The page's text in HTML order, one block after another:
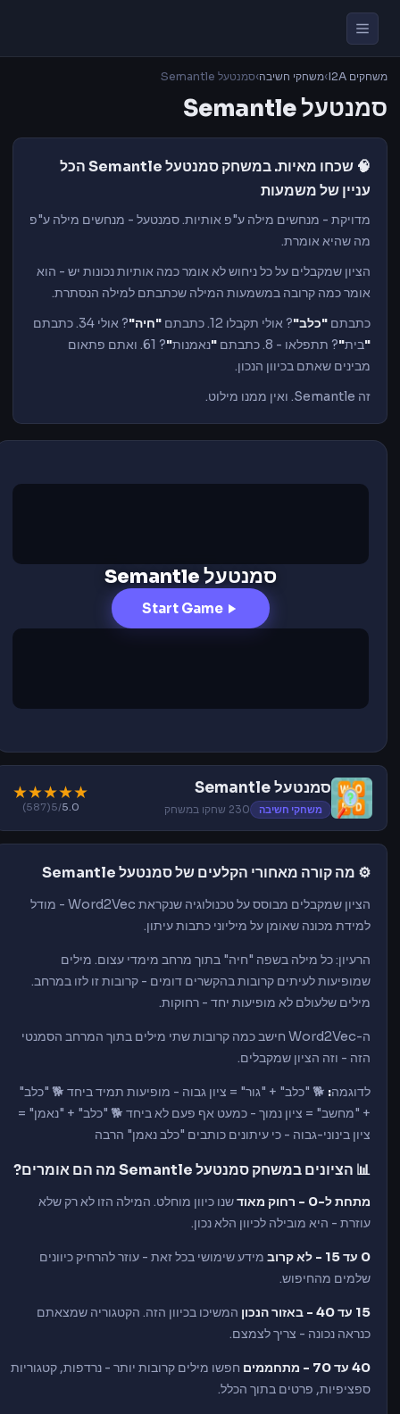
משחקים I2A ›משחקי חשיבה›סמנטעל Semantle
סמנטעל Semantle
🧠 שכחו מאיות. במשחק סמנטעל Semantle הכל
עניין של משמעות
מדויקת - מנחשים מילה ע"פ אותיות. סמנטעל - מנחשים מילה ע"פ
מה שהיא אומרת.
הציון שמקבלים על כל ניחוש לא אומר כמה אותיות נכונות יש - הוא
אומר כמה קרובה במשמעות המילה שכתבתם למילה הנסתרת.
כתבתם "כלב"? אולי תקבלו 12. כתבתם "חיה"? אולי 34. כתבתם
"בית"? תתפלאו - 8. כתבתם "נאמנות"
? 61. ואתם פתאום
מבינים שאתם בכיוון הנכון.
זה Semantle. ואין ממנו מילוט.
סמנטעל Semantle
Start Game
סמנטעל Semantle
משחקי חשיבה 230 שחקו במשחק
★
★
★
★
★
5.0
/5
(587)
⚙️ מה קורה מאחורי הקלעים של סמנטעל Semantle
הציון שמקבלים מבוסס על טכנולוגיה שנקראת Word2Vec - מודל
למידת מכונה שאומן על מיליוני כתבות עיתון.
הרעיון: כל מילה בשפה "חיה" בתוך מרחב מימדי עצום. מילים
שמופיעות לעיתים קרובות בהקשרים דומים - קרובות זו לזו במרחב.
מילים שלעולם לא מופיעות יחד - רחוקות.
ה-Word2Vec חישב כמה קרובות שתי מילים בתוך המרחב הסמנטי
הזה - וזה הציון שמקבלים.
לדוגמה: 🐕 "כלב" + "גור" = ציון גבוה - מופיעות תמיד ביחד 🐕 "כלב"
+ "מחשב" = ציון נמוך - כמעט אף פעם לא ביחד 🐕 "כלב" + "נאמן" =
ציון בינוני-גבוה - כי עיתונים כותבים "כלב נאמן" הרבה
📊 הציונים במשחק סמנטעל Semantle מה הם אומרים?
מתחת ל-0 - רחוק מאוד
שנו כיוון מוחלט. המילה הזו לא רק שלא
עוזרת - היא מובילה לכיוון הלא נכון.
0 עד 15 - לא קרוב
מידע שימושי בכל זאת - עוזר להרחיק כיוונים
שלמים מהחיפוש.
15 עד 40 - באזור הנכון
המשיכו בכיוון הזה. הקטגוריה שמצאתם
כנראה נכונה - צריך לצמצם.
40 עד 70 - מתחממים
חפשו מילים קרובות יותר - נרדפות, קטגוריות
ספציפיות, פרטים בתוך הכלל.